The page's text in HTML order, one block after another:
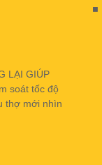
LẠI GIÚP
soát tốc độ
thợ mới nhìn